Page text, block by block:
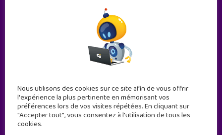
JE M'ABONNE !
Nous utilisons des cookies sur ce site afin de vous offrir
l'expérience la plus pertinente en mémorisant vos
préférences lors de vos visites répétées. En cliquant sur
"Accepter tout", vous consentez à l'utilisation de tous les
cookies.